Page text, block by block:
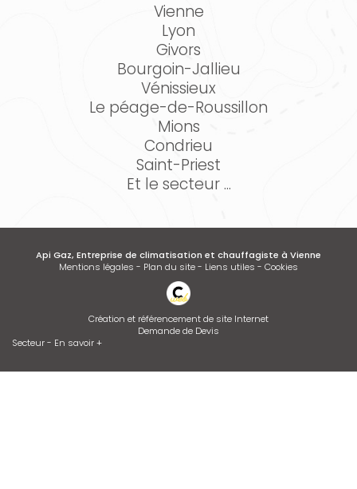
Vienne
Lyon
Givors
Bourgoin-Jallieu
Vénissieux
Le péage-de-Roussillon
Mions
Condrieu
Saint-Priest
Et le secteur ...
Api Gaz, Entreprise de climatisation et chauffagiste à Vienne
Mentions légales - Plan du site- Liens utiles - Cookies
Création et référencement de site Internet
Demande de Devis
Secteur- En savoir +